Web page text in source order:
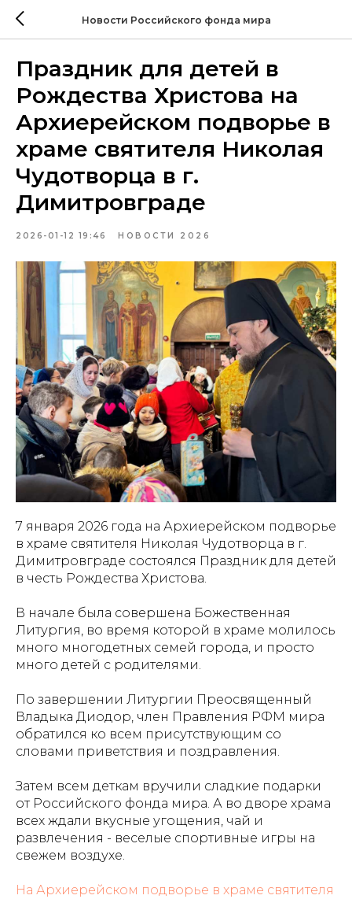
Новости Российского фонда мира
Праздник для детей в
Рождества Христова на
Архиерейском подворье в
храме святителя Николая
Чудотворца в г.
Димитровграде
2026-01-12 19:46 НОВОСТИ 2026
7 января 2026 года на Архиерейском подворье
в храме святителя Николая Чудотворца в г.
Димитровграде состоялся Праздник для детей
в честь Рождества Христова.
В начале была совершена Божественная
Литургия, во время которой в храме молилось
много многодетных семей города, и просто
много детей с родителями.
По завершении Литургии Преосвященный
Владыка Диодор, член Правления РФМ мира
обратился ко всем присутствующим со
словами приветствия и поздравления.
Затем всем деткам вручили сладкие подарки
от Российского фонда мира. А во дворе храма
всех ждали вкусные угощения, чай и
развлечения - веселые спортивные игры на
свежем воздухе.
На Архиерейском подворье в храме святителя